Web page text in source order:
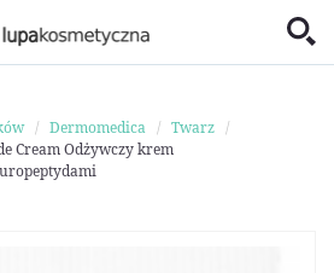
Dermomedica
Twarz
Cream Odżywczy krem